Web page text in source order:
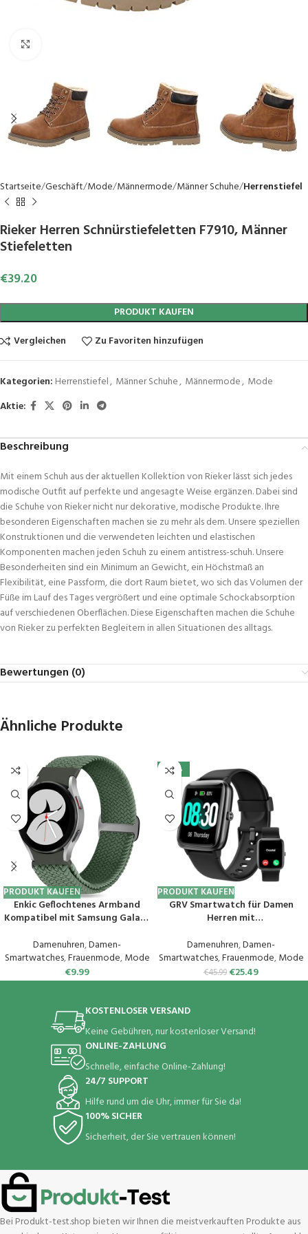
Startseite Geschäft Mode Männermode Männer Schuhe Herrenstiefel
Rieker Herren Schnürstiefeletten F7910, Männer
Stiefeletten
€39.20
PRODUKT KAUFEN
Vergleichen
Zu Favoriten hinzufügen
Kategorien: Herrenstiefel, Männer Schuhe, Männermode, Mode
Aktie:
Beschreibung
Mit einem Schuh aus der aktuellen Kollektion von Rieker lässt sich jedes
modische Outfit auf perfekte und angesagte Weise ergänzen. Dabei sind
die Schuhe von Rieker nicht nur dekorative, modische Produkte. Ihre
besonderen Eigenschaften machen sie zu mehr als dem. Unsere speziellen
Konstruktionen und die verwendeten leichten und elastischen
Komponenten machen jeden Schuh zu einem antistress-schuh. Unsere
Besonderheiten sind ein Minimum an Gewicht, ein Höchstmaß an
Flexibilität, eine Passform, die dort Raum bietet, wo sich das Volumen der
Füße im Lauf des Tages vergrößert und eine optimale Schockabsorption
auf verschiedenen Oberflächen. Diese Eigenschaften machen die Schuhe
von Rieker zu perfekten Begleitern in allen Situationen des alltags.
Bewertungen (0)
Ähnliche Produkte
PRODUKT KAUFEN
Enkic Geflochtenes Armband
Kompatibel mit Samsung Galaxy
44mm/Galaxy Watch 5 Pro
45mm/Watch 6 Classic/Watch 4
Classic, Elastisch Uhrenarmband
Sport Loop Ersatzarmband für
Damenuhren,Damen-
Smartwatches,Frauenmode,Mode
€9.99
-45%
PRODUKT KAUFEN
GRV Smartwatch für Damen
Herren mit
Herzfrequenzmessung,SpO2,Sch
rittzähler,Schlafmonitor,Multi
Trainingsmodi für iOS Android
Handy
Damenuhren,Damen-
Smartwatches,Frauenmode,Mode
€45.99 €25.49
KOSTENLOSER VERSAND
Keine Gebühren, nur kostenloser Versand!
ONLINE-ZAHLUNG
Schnelle, einfache Online-Zahlung!
24/7 SUPPORT
Hilfe rund um die Uhr, immer für Sie da!
100% SICHER
Sicherheit, der Sie vertrauen können!
Bei Produkt-test.shop bieten wir Ihnen die meistverkauften Produkte aus